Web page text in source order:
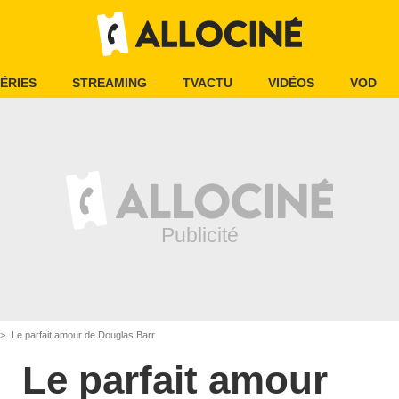
STREAMING TVACTU VIDÉOS VOD
Le parfait amour de Douglas Barr
Le parfait amour